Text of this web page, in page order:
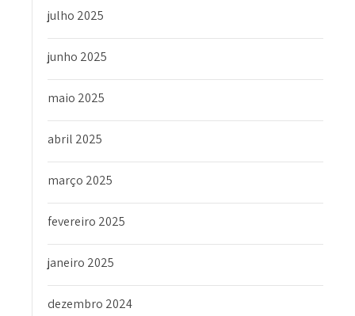
julho 2025
junho 2025
maio 2025
abril 2025
março 2025
fevereiro 2025
janeiro 2025
dezembro 2024